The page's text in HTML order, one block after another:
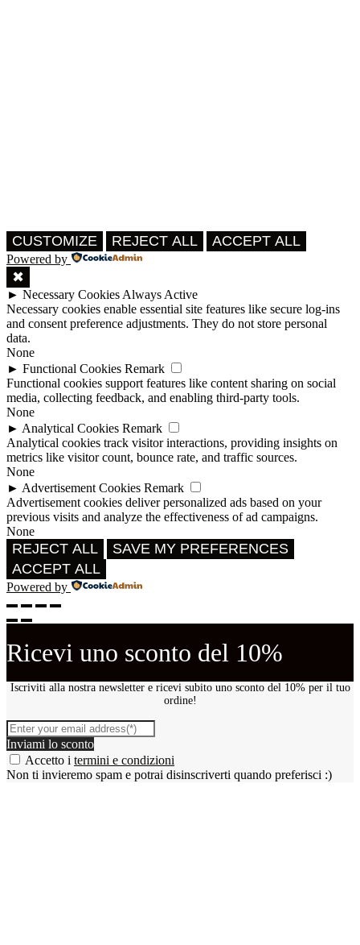
CUSTOMIZE REJECT ALL ACCEPT ALL
Powered by
✖
► Necessary Cookies Always Active
Necessary cookies enable essential site features like secure log-ins
and consent preference adjustments. They do not store personal
data.
None
► Functional Cookies Remark
Functional cookies support features like content sharing on social
media, collecting feedback, and enabling third-party tools.
None
► Analytical Cookies Remark
Analytical cookies track visitor interactions, providing insights on
metrics like visitor count, bounce rate, and traffic sources.
None
► Advertisement Cookies Remark
Advertisement cookies deliver personalized ads based on your
previous visits and analyze the effectiveness of ad campaigns.
None
REJECT ALL
SAVE MY PREFERENCES
ACCEPT ALL
Powered by
Ricevi uno sconto del 10%
Iscriviti alla nostra newsletter e ricevi subito uno sconto del 10% per il tuo
ordine!
Inviami lo sconto
Accetto i termini e condizioni
Non ti invieremo spam e potrai disinscriverti quando preferisci :)